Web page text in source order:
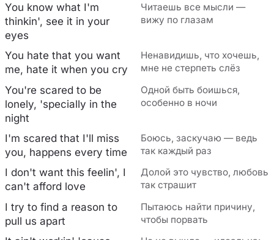
You know what I'm
thinkin', see it in your
eyes
Читаешь все мысли —
вижу по глазам
You hate that you want
me, hate it when you cry
Ненавидишь, что хочешь,
мне не стерпеть слёз
You're scared to be
lonely, 'specially in the
night
Одной быть боишься,
особенно в ночи
I'm scared that I'll miss
you, happens every time
Боюсь, заскучаю — ведь
так каждый раз
I don't want this feelin', I
can't afford love
Долой это чувство, любовь
так страшит
I try to find a reason to
pull us apart
Пытаюсь найти причину,
чтобы порвать